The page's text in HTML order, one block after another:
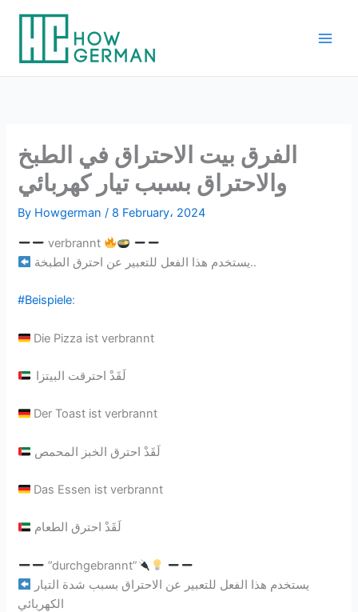
content
الفرق بيت الاحتراق في الطبخ
والاحتراق بسبب تيار كهربائي
By Howgerman/ 8 February، 2024
️verbrannt
يستخدم هذا الفعل للتعبير عن احترق الطبخة..
#Beispiele:
Die Pizza ist verbrannt
لَقَدْ احترقت البيتزا
Der Toast ist verbrannt
لَقَدْ احترق الخبز المحمص
Das Essen ist verbrannt
لَقَدْ احترق الطعام
️”durchgebrannt”
الكهربائي